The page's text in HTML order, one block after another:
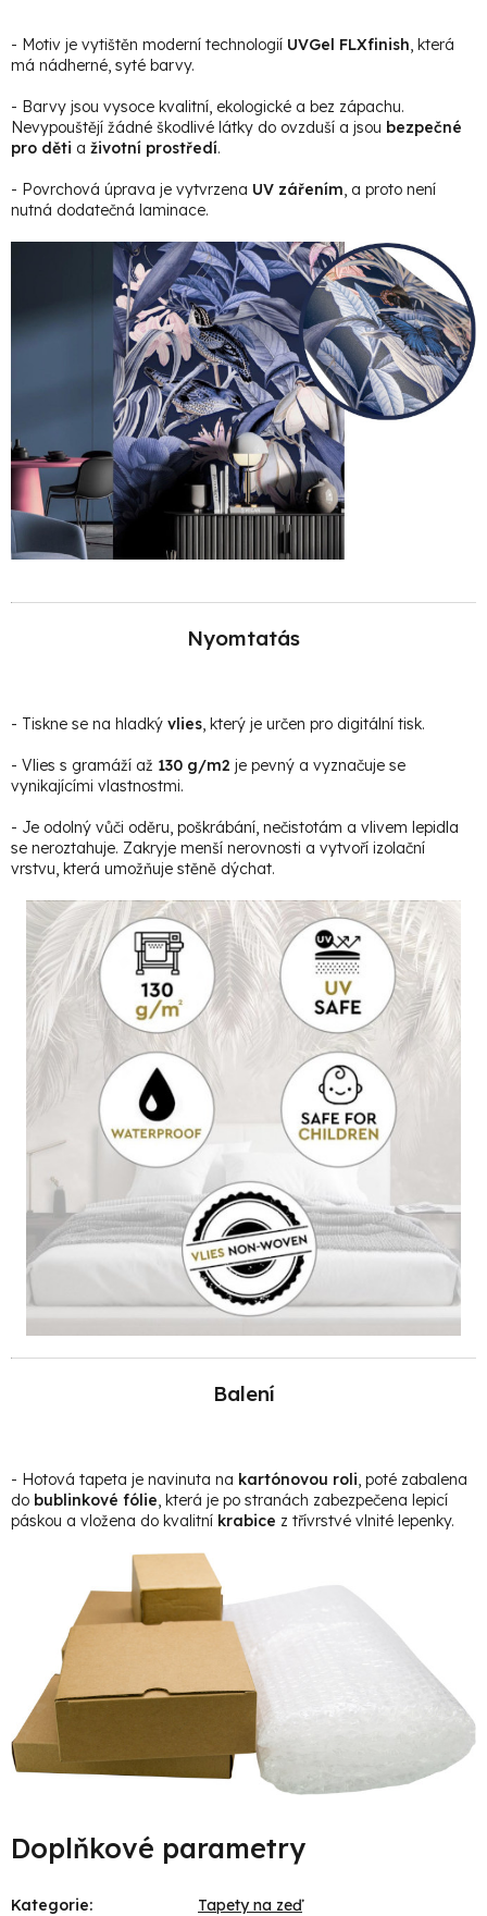
- Motiv je vytištěn moderní technologií UVGel FLXfinish, která
má nádherné, syté barvy.
- Barvy jsou vysoce kvalitní, ekologické a bez zápachu.
Nevypouštějí žádné škodlivé látky do ovzduší a jsou bezpečné
pro děti a životní prostředí.
- Povrchová úprava je vytvrzena UV zářením, a proto není
nutná dodatečná laminace.
Nyomtatás
- Tiskne se na hladký vlies, který je určen pro digitální tisk.
- Vlies s gramáží až 130 g/m2 je pevný a vyznačuje se
vynikajícími vlastnostmi.
- Je odolný vůči oděru, poškrábání, nečistotám a vlivem lepidla
se neroztahuje. Zakryje menší nerovnosti a vytvoří izolační
vrstvu, která umožňuje stěně dýchat.
Balení
- Hotová tapeta je navinuta na kartónovou roli, poté zabalena
do bublinkové fólie, která je po stranách zabezpečena lepicí
páskou a vložena do kvalitní krabice z třívrstvé vlnité lepenky.
Doplňkové parametry
Kategorie:
Tapety na zeď